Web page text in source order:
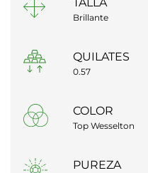
Brillante
QUILATES
0.57
COLOR
Top Wesselton
PUREZA